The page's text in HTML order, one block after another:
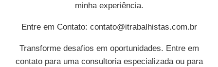
minha experiência.
Entre em Contato: contato@itrabalhistas.com.br
Transforme desafios em oportunidades. Entre em
contato para uma consultoria especializada ou para